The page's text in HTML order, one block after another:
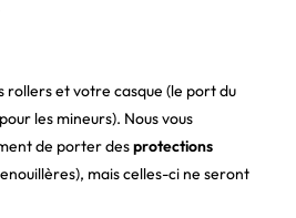
rollers et votre casque (le port du
pour les mineurs). Nous vous
de porter desprotections
mais celles-ci ne seront